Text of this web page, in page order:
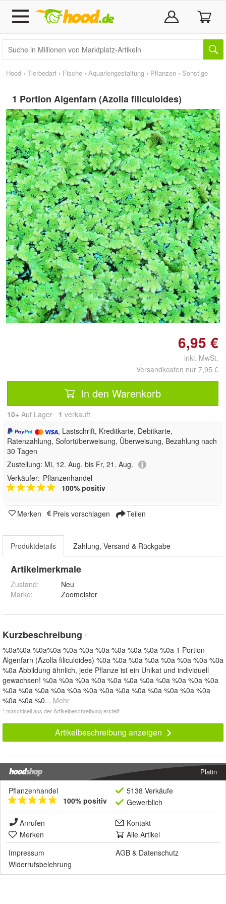
Hood › Tierbedarf › Fische › Aquariengestaltung › Pflanzen › Sonstige
1 Portion Algenfarn (Azolla filiculoides)
Doppelt antippen zum
vergrößern
6,95 €
inkl. MwSt.
Versandkosten nur 7,95 €
In den Warenkorb
10+ Auf Lager 1 verkauft
, Lastschrift, Kreditkarte, Debitkarte,
Ratenzahlung, Sofortüberweisung, Überweisung, Bezahlung nach
30 Tagen
Zustellung: Mi, 12. Aug. bis Fr, 21. Aug.
Verkäufer: Pflanzenhandel
100% positiv
Merken Preis vorschlagen Teilen
Produktdetails Zahlung, Versand & Rückgabe
Artikelmerkmale
Zustand:
Neu
Marke:
Zoomeister
Kurzbeschreibung *
%0a%0a %0a%0a %0a %0a %0a %0a %0a %0a %0a 1 Portion
Algenfarn (Azolla filiculoides) %0a %0a %0a %0a %0a %0a %0a %0a
%0a Abbildung ähnlich, jede Pflanze ist ein Unikat und individuell
gewachsen! %0a %0a %0a %0a %0a %0a %0a %0a %0a %0a %0a
%0a %0a %0a %0a %0a %0a %0a %0a %0a %0a %0a %0a %0a
%0a %0a %0... Mehr
* maschinell aus der Artikelbeschreibung erstellt
Artikelbeschreibung anzeigen
Platin
Pflanzenhandel
100% positiv
5138 Verkäufe
Gewerblich
Anrufen
Kontakt
Merken
Alle Artikel
Impressum
AGB & Datenschutz
Widerrufsbelehrung